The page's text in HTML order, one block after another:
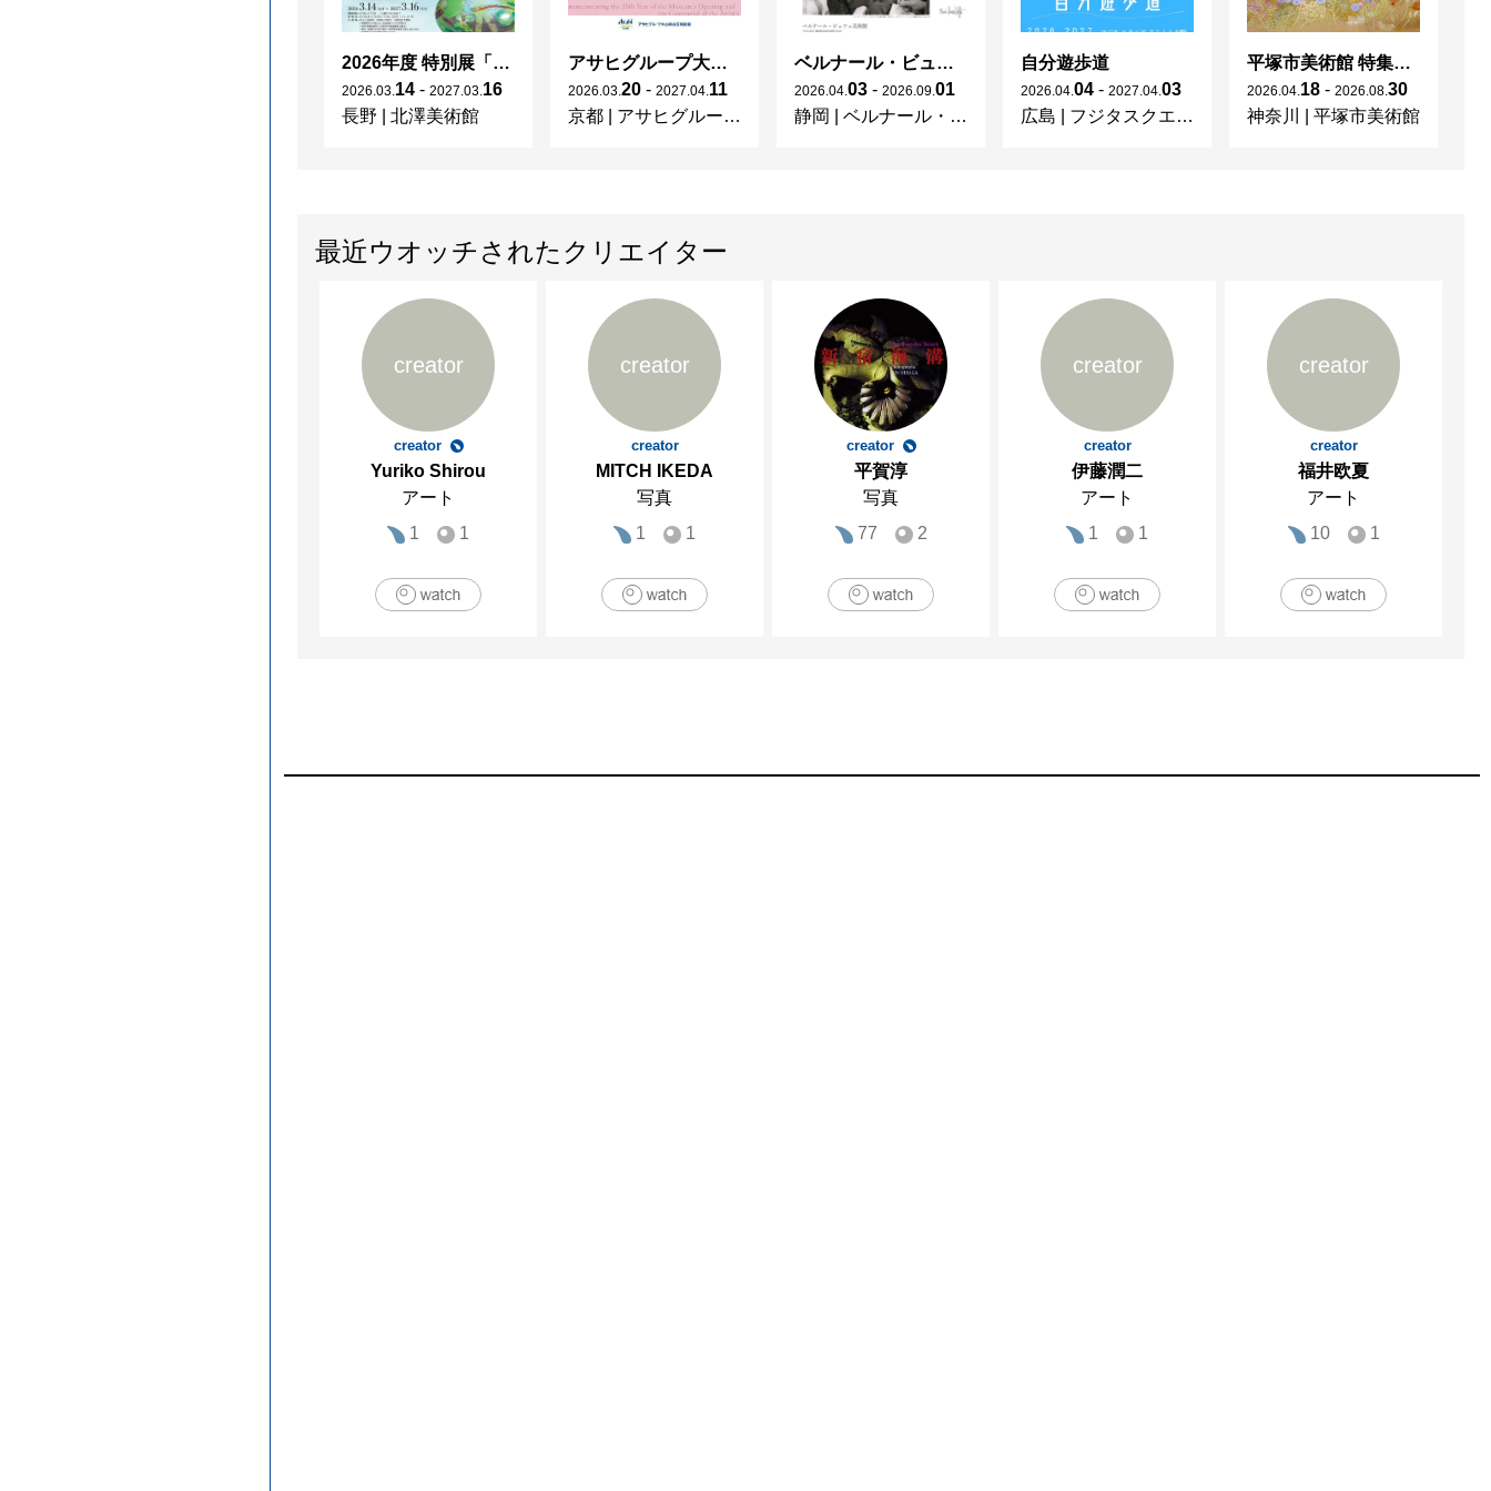
2026年度 特別展「ガレとドーム、アール･ヌーヴォーのガラス 水辺のやすらぎ、海の神秘」
2026 03 14 - 2027 03 16
長野
北澤美術館
アサヒグループ大山崎山荘美術館 開館30周年記念展「没後100年 クロード・モネ」
2026 03 20 - 2027 04 11
京都
アサヒグループ大山崎山荘美術館
ベルナール・ビュフェと写真 ーカメラがとらえたビュフェとその時代、そして21 世紀へ
2026 04 03 - 2026 09 01
静岡
ベルナール・ビュフェ美術館
自分遊歩道
2026 04 04 - 2027 04 03
広島
フジタスクエアまるくる大野
平塚市美術館 特集展 花の表現、その多様性／特別展示 新収蔵品展
2026 04 18 - 2026 08 30
神奈川
平塚市美術館
最近ウオッチされたクリエイター
creator
creator
Yuriko Shirou
アート
1
1
creator
creator
MITCH IKEDA
写真
1
1
creator
平賀淳
写真
77
2
creator
creator
伊藤潤二
アート
1
1
creator
creator
福井欧夏
アート
10
1